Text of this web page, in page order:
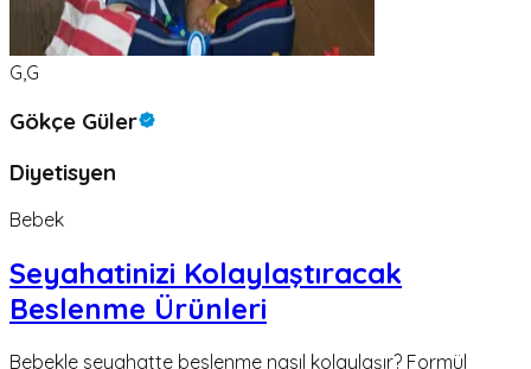
G,G
Gökçe Güler
Diyetisyen
Bebek
Seyahatinizi Kolaylaştıracak
Beslenme Ürünleri
Bebekle seyahatte beslenme nasıl kolaylaşır? Formül